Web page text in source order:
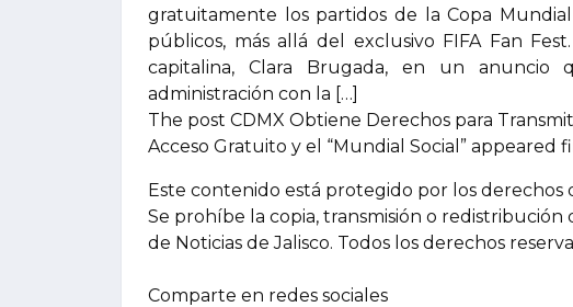
gratuitamente los partidos de la Copa
públicos, más allá del exclusivo FIFA Fan
capitalina, Clara Brugada, en un anuncio
administración con la […]
The post CDMX Obtiene Derechos para
Acceso Gratuito y el “Mundial Social” appeared
Este contenido está protegido por los
Se prohíbe la copia, transmisión o
de Noticias de Jalisco. Todos los derechos
Comparte en redes sociales